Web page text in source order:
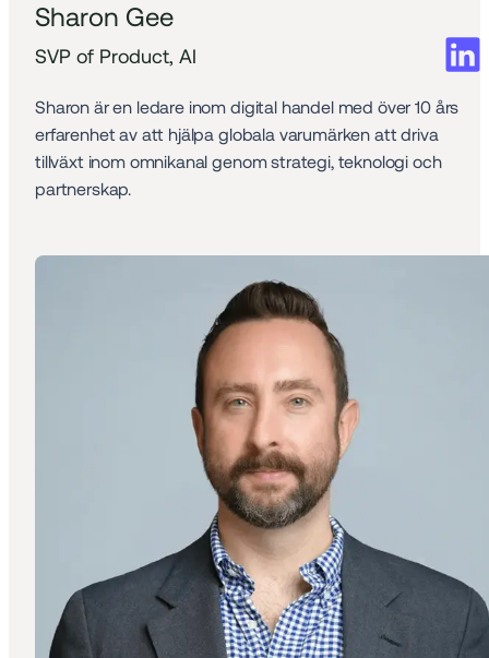
Sharon Gee
SVP of Product, AI
Sharon är en ledare inom digital handel med över 10 års
erfarenhet av att hjälpa globala varumärken att driva
tillväxt inom omnikanal genom strategi, teknologi och
partnerskap.